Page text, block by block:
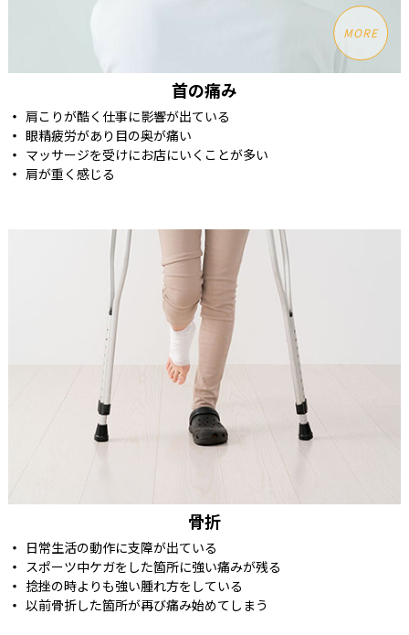
MORE
首の痛み
肩こりが酷く仕事に影響が出ている
眼精疲労があり目の奥が痛い
マッサージを受けにお店にいくことが多い
肩が重く感じる
骨折
日常生活の動作に支障が出ている
スポーツ中ケガをした箇所に強い痛みが残る
捻挫の時よりも強い腫れ方をしている
以前骨折した箇所が再び痛み始めてしまう